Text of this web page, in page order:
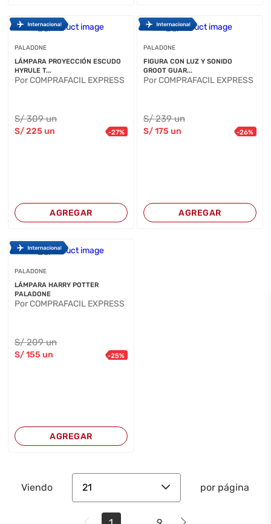
PALADONE
LÁMPARA PROYECCIÓN ESCUDO
HYRULE T...
Por COMPRAFACIL EXPRESS
S/309 un
S/225 un -27%
AGREGAR
PALADONE
FIGURA CON LUZ Y SONIDO
GROOT GUAR...
Por COMPRAFACIL EXPRESS
S/239 un
S/175 un -26%
AGREGAR
PALADONE
LÁMPARA HARRY POTTER
PALADONE
Por COMPRAFACIL EXPRESS
S/209 un
S/155 un -25%
AGREGAR
Viendo 21 por página